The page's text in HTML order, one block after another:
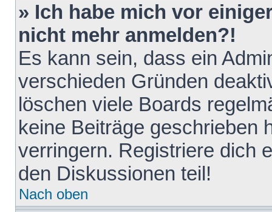
» Ich habe mich vor
nicht mehr anmelden?!
Es kann sein, dass ein
verschieden Gründen
löschen viele Boards
keine Beiträge geschrieben
verringern. Registriere dich
den Diskussionen teil!
Nach oben